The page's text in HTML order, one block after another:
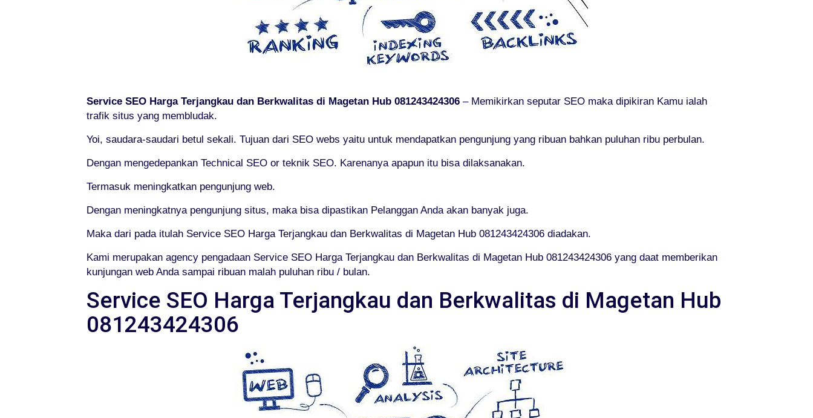
Service SEO Harga Terjangkau dan Berkwalitas di Magetan Hub 081243424306– Memikirkan seputar SEO maka dipikiran Kamu ialah
trafik situs yang membludak.
Yoi, saudara-saudari betul sekali. Tujuan dari SEO webs yaitu untuk mendapatkan pengunjung yang ribuan bahkan puluhan ribu perbulan.
Dengan mengedepankan Technical SEO or teknik SEO. Karenanya apapun itu bisa dilaksanakan.
Termasuk meningkatkan pengunjung web.
Dengan meningkatnya pengunjung situs, maka bisa dipastikan Pelanggan Anda akan banyak juga.
Maka dari pada itulah Service SEO Harga Terjangkau dan Berkwalitas di Magetan Hub 081243424306 diadakan.
Kami merupakan agency pengadaan Service SEO Harga Terjangkau dan Berkwalitas di Magetan Hub 081243424306 yang daat memberikan
kunjungan web Anda sampai ribuan malah puluhan ribu / bulan.
Service SEO Harga Terjangkau dan Berkwalitas di Magetan Hub
081243424306